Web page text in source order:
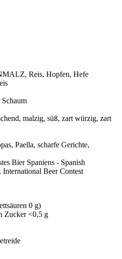
Reis, Hopfen, Hefe
malzig, süß, zart würzig, zart
Paella, scharfe Gerichte,
Bier Spaniens - Spanish
Beer Contest
0 g)
Zucker <0,5 g